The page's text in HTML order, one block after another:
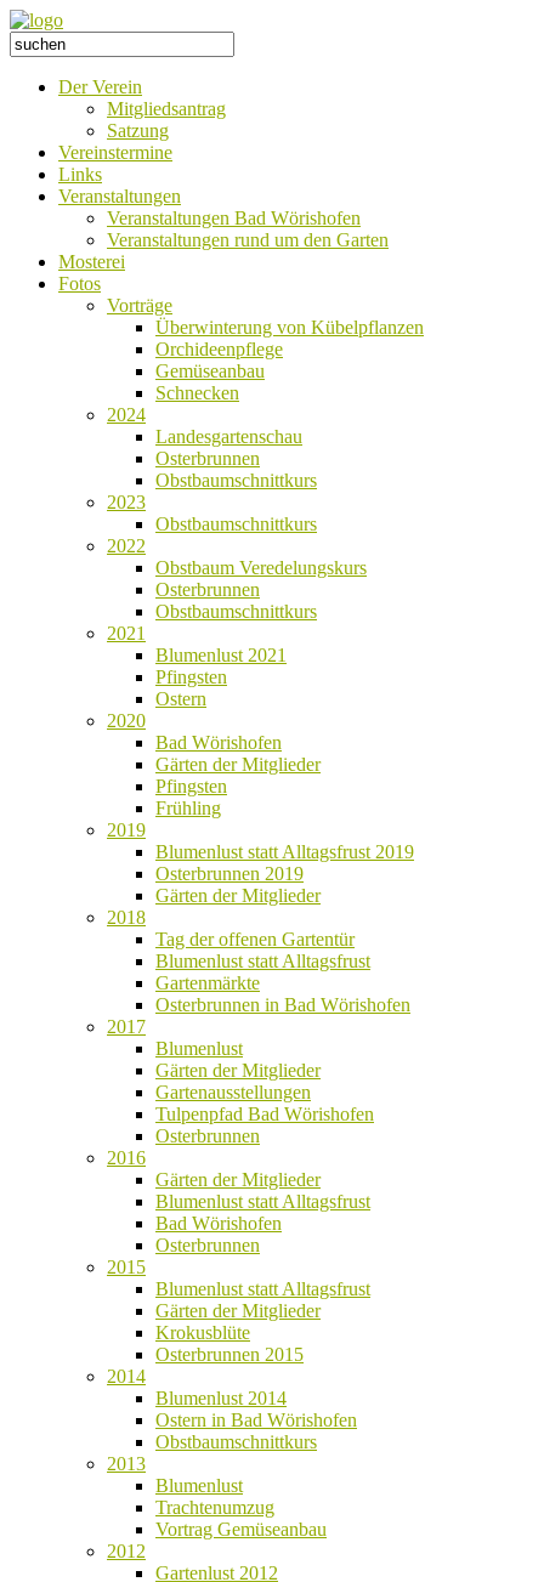
Der Verein
Mitgliedsantrag
Satzung
Vereinstermine
Links
Veranstaltungen
Veranstaltungen Bad Wörishofen
Veranstaltungen rund um den Garten
Mosterei
Fotos
Vorträge
Überwinterung von Kübelpflanzen
Orchideenpflege
Gemüseanbau
Schnecken
2024
Landesgartenschau
Osterbrunnen
Obstbaumschnittkurs
2023
Obstbaumschnittkurs
2022
Obstbaum Veredelungskurs
Osterbrunnen
Obstbaumschnittkurs
2021
Blumenlust 2021
Pfingsten
Ostern
2020
Bad Wörishofen
Gärten der Mitglieder
Pfingsten
Frühling
2019
Blumenlust statt Alltagsfrust 2019
Osterbrunnen 2019
Gärten der Mitglieder
2018
Tag der offenen Gartentür
Blumenlust statt Alltagsfrust
Gartenmärkte
Osterbrunnen in Bad Wörishofen
2017
Blumenlust
Gärten der Mitglieder
Gartenausstellungen
Tulpenpfad Bad Wörishofen
Osterbrunnen
2016
Gärten der Mitglieder
Blumenlust statt Alltagsfrust
Bad Wörishofen
Osterbrunnen
2015
Blumenlust statt Alltagsfrust
Gärten der Mitglieder
Krokusblüte
Osterbrunnen 2015
2014
Blumenlust 2014
Ostern in Bad Wörishofen
Obstbaumschnittkurs
2013
Blumenlust
Trachtenumzug
Vortrag Gemüseanbau
2012
Gartenlust 2012